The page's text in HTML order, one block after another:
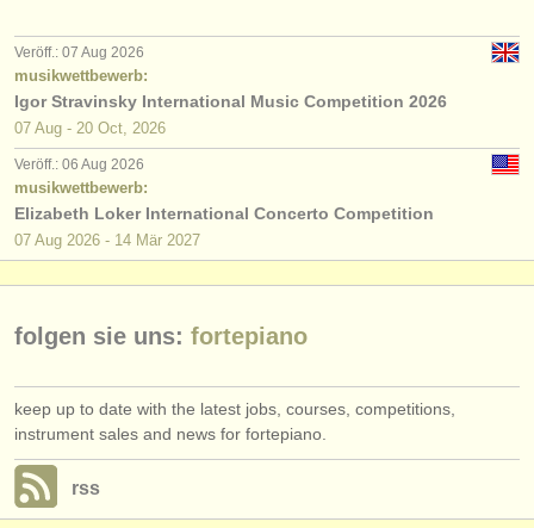
anzeige veröffentlichen
find out about ourATS
ATSfaq
einloggen
Veröff.: 07 Aug 2026
musikwettbewerb:
Igor Stravinsky International Music Competition 2026
07 Aug - 20 Oct, 2026
Veröff.: 06 Aug 2026
musikwettbewerb:
Elizabeth Loker International Concerto Competition
07 Aug 2026 - 14 Mär 2027
folgen sie uns: fortepiano
keep up to date with the latest jobs, courses, competitions,
instrument sales and news for fortepiano.
rss